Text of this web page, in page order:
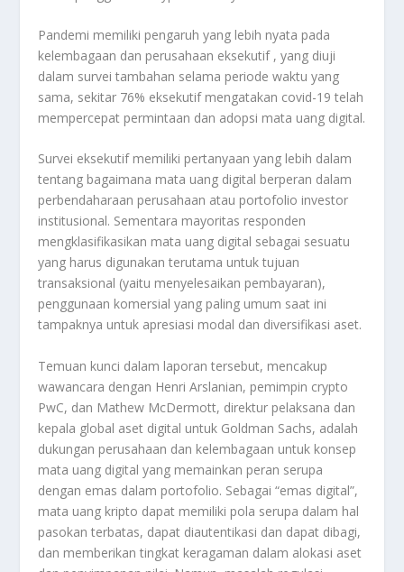
Pandemi memiliki pengaruh yang lebih nyata pada
kelembagaan dan perusahaan eksekutif , yang diuji
dalam survei tambahan selama periode waktu yang
sama, sekitar 76% eksekutif mengatakan covid-19 telah
mempercepat permintaan dan adopsi mata uang digital.
Survei eksekutif memiliki pertanyaan yang lebih dalam
tentang bagaimana mata uang digital berperan dalam
perbendaharaan perusahaan atau portofolio investor
institusional. Sementara mayoritas responden
mengklasifikasikan mata uang digital sebagai sesuatu
yang harus digunakan terutama untuk tujuan
transaksional (yaitu menyelesaikan pembayaran),
penggunaan komersial yang paling umum saat ini
tampaknya untuk apresiasi modal dan diversifikasi aset.
Temuan kunci dalam laporan tersebut, mencakup
wawancara dengan Henri Arslanian, pemimpin crypto
PwC, dan Mathew McDermott, direktur pelaksana dan
kepala global aset digital untuk Goldman Sachs, adalah
dukungan perusahaan dan kelembagaan untuk konsep
mata uang digital yang memainkan peran serupa
dengan emas dalam portofolio. Sebagai “emas digital”,
mata uang kripto dapat memiliki pola serupa dalam hal
pasokan terbatas, dapat diautentikasi dan dapat dibagi,
dan memberikan tingkat keragaman dalam alokasi aset